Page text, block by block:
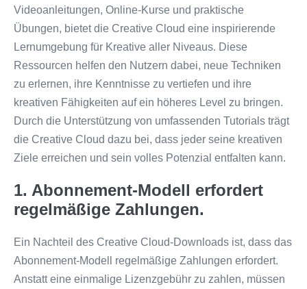
Videoanleitungen, Online-Kurse und praktische
Übungen, bietet die Creative Cloud eine inspirierende
Lernumgebung für Kreative aller Niveaus. Diese
Ressourcen helfen den Nutzern dabei, neue Techniken
zu erlernen, ihre Kenntnisse zu vertiefen und ihre
kreativen Fähigkeiten auf ein höheres Level zu bringen.
Durch die Unterstützung von umfassenden Tutorials trägt
die Creative Cloud dazu bei, dass jeder seine kreativen
Ziele erreichen und sein volles Potenzial entfalten kann.
1. Abonnement-Modell erfordert
regelmäßige Zahlungen.
Ein Nachteil des Creative Cloud-Downloads ist, dass das
Abonnement-Modell regelmäßige Zahlungen erfordert.
Anstatt eine einmalige Lizenzgebühr zu zahlen, müssen